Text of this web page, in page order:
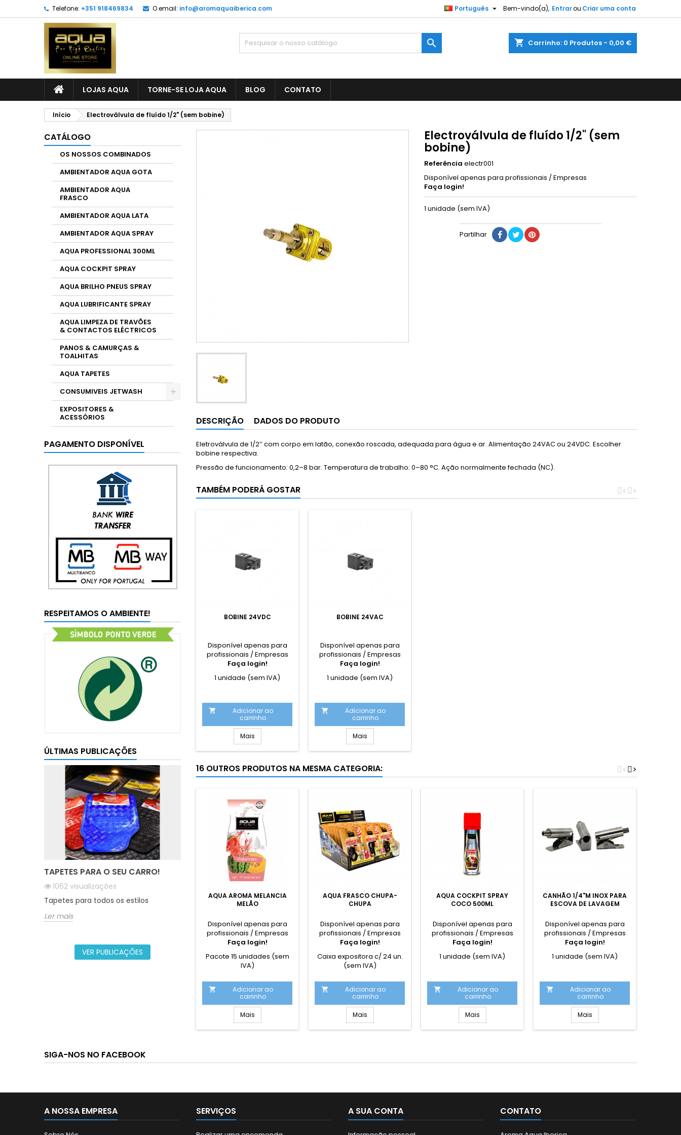
Telefone: +351 918469834 O email: info@aromaquaiberica.com Bem-vindo(a), Entrarou Criar uma conta
Português 
shopping_cart Carrinho: 0 Produtos - 0,00 €

LOJAS AQUA TORNE-SE LOJA AQUA BLOG CONTATO
Início Electroválvula de fluído 1/2" (sem bobine)
CATÁLOGO
OS NOSSOS COMBINADOS
AMBIENTADOR AQUA GOTA
AMBIENTADOR AQUA
FRASCO
AMBIENTADOR AQUA LATA
AMBIENTADOR AQUA SPRAY
AQUA PROFESSIONAL 300ML
AQUA COCKPIT SPRAY
AQUA BRILHO PNEUS SPRAY
AQUA LUBRIFICANTE SPRAY
AQUA LIMPEZA DE TRAVÕES
& CONTACTOS ELÉCTRICOS
PANOS & CAMURÇAS &
TOALHITAS
AQUA TAPETES
CONSUMIVEIS JETWASH
EXPOSITORES &
ACESSÓRIOS
PAGAMENTO DISPONÍVEL
RESPEITAMOS O AMBIENTE!
ÚLTIMAS PUBLICAÇÕES
TAPETES PARA O SEU CARRO!
1062 visualizações
Tapetes para todos os estilos
Ler mais
VER PUBLICAÇÕES
Electroválvula de fluído 1/2" (sem
bobine)
Referência electr001
Disponível apenas para profissionais / Empresas
Faça login!
1 unidade (sem IVA)
Partilhar
DESCRIÇÃO DADOS DO PRODUTO
Eletroválvula de 1/2’’ com corpo em latão, conexão roscada, adequada para água e ar. Alimentação 24VAC ou 24VDC. Escolher
bobine respectiva.
Pressão de funcionamento: 0,2–8 bar. Temperatura de trabalho: 0–80 °C. Ação normalmente fechada (NC).
TAMBÉM PODERÁ GOSTAR >
<
BOBINE 24VDC
Disponível apenas para
profissionais / Empresas
Faça login!
1 unidade (sem IVA)

Adicionar ao
carrinho
Mais
BOBINE 24VAC
Disponível apenas para
profissionais / Empresas
Faça login!
1 unidade (sem IVA)

Adicionar ao
carrinho
Mais
16 OUTROS PRODUTOS NA MESMA CATEGORIA: >
<
AQUA AROMA MELANCIA
MELÃO
Disponível apenas para
profissionais / Empresas
Faça login!
Pacote 15 unidades (sem
IVA)

Adicionar ao
carrinho
Mais
AQUA FRASCO CHUPA-
CHUPA
Disponível apenas para
profissionais / Empresas
Faça login!
Caixa expositora c/ 24 un.
(sem IVA)

Adicionar ao
carrinho
Mais
AQUA COCKPIT SPRAY
COCO 500ML
Disponível apenas para
profissionais / Empresas
Faça login!
1 unidade (sem IVA)

Adicionar ao
carrinho
Mais
CANHÃO 1/4"M INOX PARA
ESCOVA DE LAVAGEM
Disponível apenas para
profissionais / Empresas
Faça login!
1 unidade (sem IVA)

Adicionar ao
carrinho
Mais
SIGA-NOS NO FACEBOOK
A NOSSA EMPRESA SERVIÇOS A SUA CONTA CONTATO